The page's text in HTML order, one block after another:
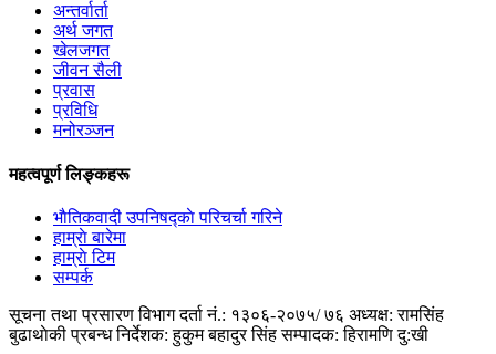
अन्तर्वार्ता
अर्थ जगत
खेलजगत
जीवन सैली
प्रवास
प्रविधि
मनोरञ्जन
महत्वपूर्ण लिङ्कहरू
भाैतिकवादी उपनिषद्काे परिचर्चा गरिने
हाम्राे बारेमा
हाम्राे टिम
सम्पर्क
सूचना तथा प्रसारण विभाग दर्ता नं.: १३०६-२०७५/ ७६ अध्यक्ष: रामसिंह
बुढाथाेकी प्रबन्ध निर्देशक: हुकुम बहादुर सिंह सम्पादक: हिरामणि दु:खी